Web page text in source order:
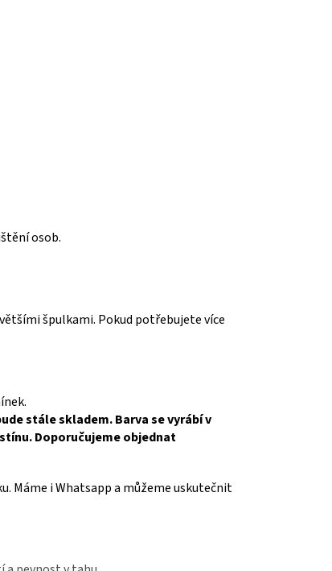
osob.
špulkami. Pokud potřebujete více
stále skladem. Barva se vyrábí v
Doporučujeme objednat
Máme i Whatsapp a můžeme uskutečnit